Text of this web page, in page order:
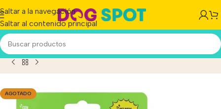
Saltar a la navegación
Saltar al contenido principal
Cancat Ratoncitos Con Catnip Para Gatos x 5 Unidades
AGOTADO